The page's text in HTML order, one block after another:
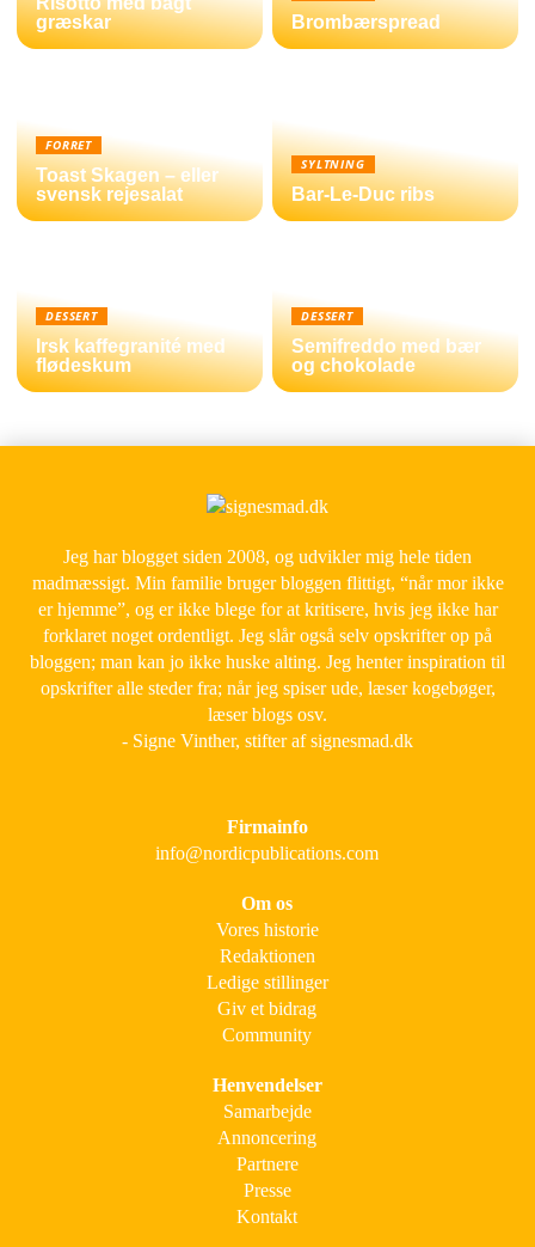
græskar
Brombærspread
FORRET
Toast Skagen – eller
svensk rejesalat
SYLTNING
Bar-Le-Duc ribs
DESSERT
Irsk kaffegranité med
flødeskum
DESSERT
Semifreddo med bær
og chokolade
Jeg har blogget siden 2008, og udvikler mig hele tiden
madmæssigt. Min familie bruger bloggen flittigt, “når mor ikke
er hjemme”, og er ikke blege for at kritisere, hvis jeg ikke har
forklaret noget ordentligt. Jeg slår også selv opskrifter op på
bloggen; man kan jo ikke huske alting. Jeg henter inspiration til
opskrifter alle steder fra; når jeg spiser ude, læser kogebøger,
læser blogs osv.
- Signe Vinther, stifter af signesmad.dk
Firmainfo
info@nordicpublications.com
Om os
Vores historie
Redaktionen
Ledige stillinger
Giv et bidrag
Community
Henvendelser
Samarbejde
Annoncering
Partnere
Presse
Kontakt